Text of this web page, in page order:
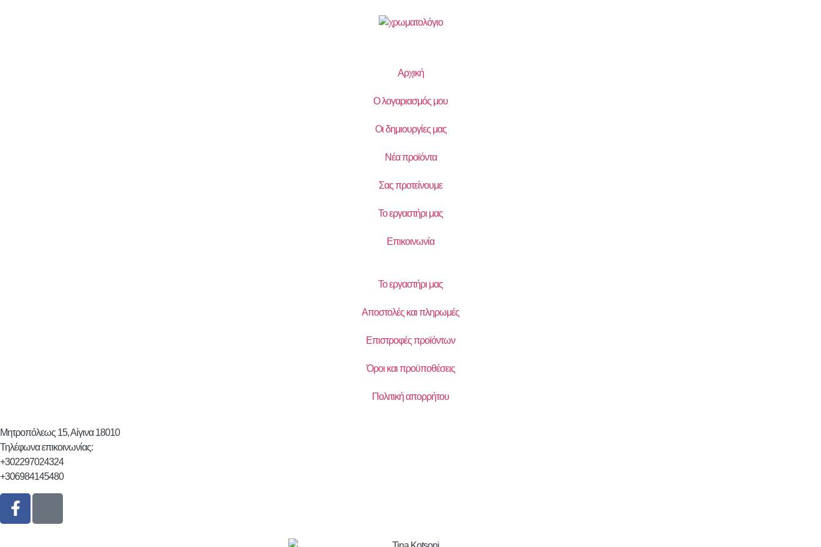
Αρχική
Ο λογαριασμός μου
Οι δημιουργίες μας
Νέα προϊόντα
Σας προτείνουμε
Το εργαστήρι μας
Επικοινωνία
Το εργαστήρι μας
Αποστολές και πληρωμές
Επιστροφές προϊόντων
Όροι και προϋποθέσεις
Πολιτική απορρήτου
Μητροπόλεως 15, Αίγινα 18010
Τηλέφωνα επικοινωνίας:
+302297024324
+306984145480